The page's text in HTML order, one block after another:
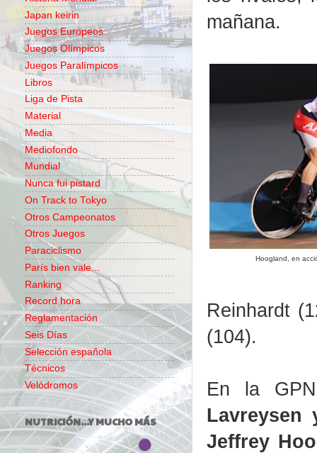
mañana.
Hoogland, en
Reinhardt
(104).
En la
Lavreysen
Jeffrey
Japan keirin
Juegos Europeos
Juegos Olímpicos
Juegos Paralímpicos
Libros
Liga de Pista
Material
Media
Mediofondo
Mundial
Nunca fui pistard
On Track to Tokyo
Otros Campeonatos
Otros Juegos
Paraciclismo
París bien vale...
Ranking
Record hora
Reglamentación
Seis Días
Selección española
Técnicos
Velódromos
NUTRICIÓN...Y MUCHO MÁS